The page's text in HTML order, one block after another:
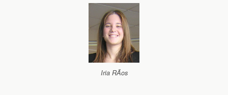
Iria RÃ­os